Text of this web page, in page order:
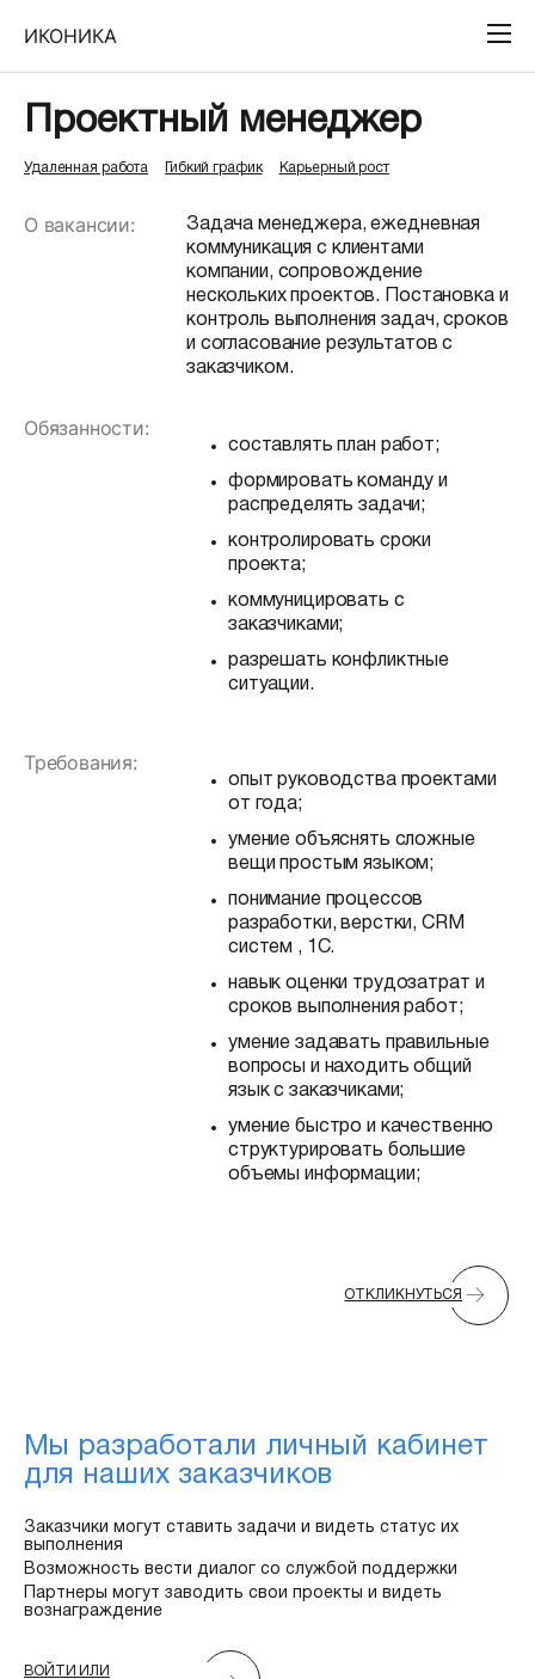
ИКОНИКА
Проектный менеджер
Удаленная работа Гибкий график Карьерный рост
О вакансии:
Задача менеджера, ежедневная
коммуникация с клиентами
компании, сопровождение
нескольких проектов. Постановка и
контроль выполнения задач, сроков
и согласование результатов с
заказчиком.
Обязанности:
составлять план работ;
формировать команду и
распределять задачи;
контролировать сроки
проекта;
коммуницировать с
заказчиками;
разрешать конфликтные
ситуации.
Требования:
опыт руководства проектами
от года;
умение объяснять сложные
вещи простым языком;
понимание процессов
разработки, верстки, CRM
систем , 1C.
навык оценки трудозатрат и
сроков выполнения работ;
умение задавать правильные
вопросы и находить общий
язык с заказчиками;
умение быстро и качественно
структурировать большие
объемы информации;
ОТКЛИКНУТЬСЯ
Мы разработали личный кабинет
для наших заказчиков
Заказчики могут ставить задачи и видеть статус их
выполнения
Возможность вести диалог со службой поддержки
Партнеры могут заводить свои проекты и видеть
вознаграждение
ВОЙТИ ИЛИ